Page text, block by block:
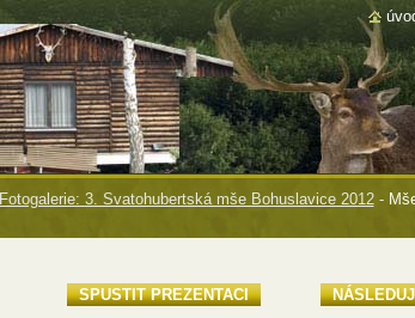
Fotogalerie: 3. Svatohubertská mše Bohuslavice 2012 -
SPUSTIT PREZENTACI